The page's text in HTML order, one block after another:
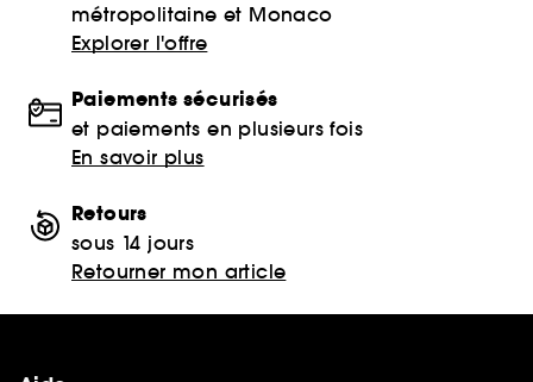
métropolitaine et Monaco
Explorer l'offre
Paiements sécurisés
et paiements en plusieurs fois
En savoir plus
Retours
sous 14 jours
Retourner mon article